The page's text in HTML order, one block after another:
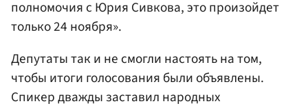
полномочия с Юрия Сивкова, это произойдет
только 24 ноября».
Депутаты так и не смогли настоять на том,
чтобы итоги голосования были объявлены.
Спикер дважды заставил народных